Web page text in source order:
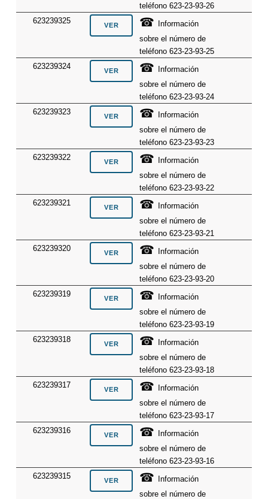
teléfono 623-23-93-26
623239325
☎ Información
sobre el número de
teléfono 623-23-93-25
623239324
☎ Información
sobre el número de
teléfono 623-23-93-24
623239323
☎ Información
sobre el número de
teléfono 623-23-93-23
623239322
☎ Información
sobre el número de
teléfono 623-23-93-22
623239321
☎ Información
sobre el número de
teléfono 623-23-93-21
623239320
☎ Información
sobre el número de
teléfono 623-23-93-20
623239319
☎ Información
sobre el número de
teléfono 623-23-93-19
623239318
☎ Información
sobre el número de
teléfono 623-23-93-18
623239317
☎ Información
sobre el número de
teléfono 623-23-93-17
623239316
☎ Información
sobre el número de
teléfono 623-23-93-16
623239315
☎ Información
sobre el número de